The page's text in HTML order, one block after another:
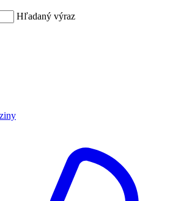
Hľadaný výraz